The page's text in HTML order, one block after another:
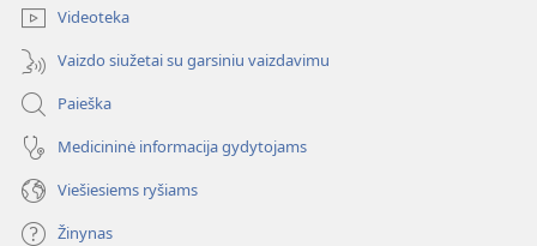
Videoteka
Vaizdo siužetai su garsiniu vaizdavimu
Paieška
Medicininė informacija gydytojams
Viešiesiems ryšiams
Žinynas